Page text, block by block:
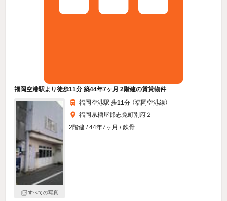
福岡空港駅より徒歩11分 築44年7ヶ月 2階建の賃貸物件
すべての写真
福岡空港駅 歩11分 （福岡空港線）
福岡県糟屋郡志免町別府２
2階建 / 44年7ヶ月 / 鉄骨